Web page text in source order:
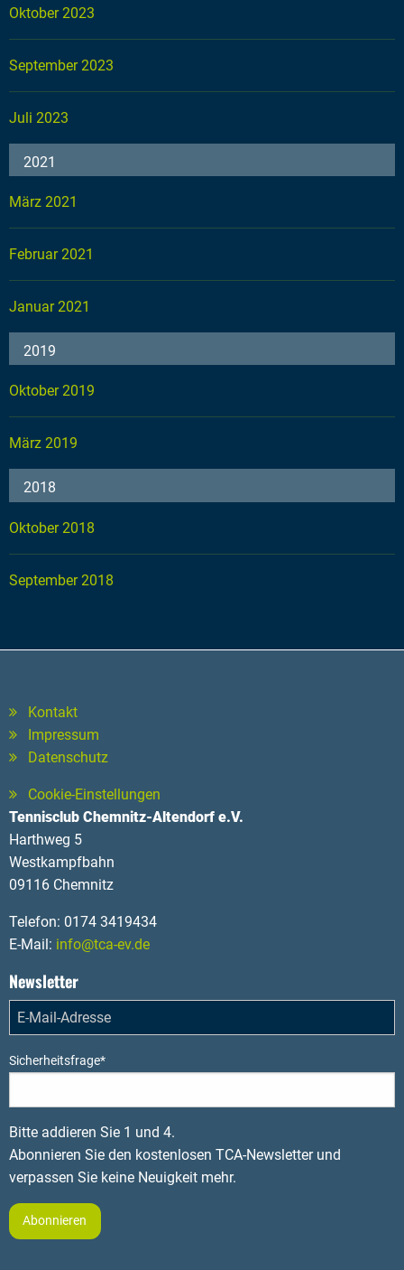
Oktober 2023
September 2023
Juli 2023
2021
März 2021
Februar 2021
Januar 2021
2019
Oktober 2019
März 2019
2018
Oktober 2018
September 2018
Kontakt
Impressum
Datenschutz
Cookie-Einstellungen
Tennisclub Chemnitz-Altendorf e.V.
Harthweg 5
Westkampfbahn
09116 Chemnitz
Telefon: 0174 3419434
E-Mail: info@tca-ev.de
Newsletter
Sicherheitsfrage*
Bitte addieren Sie 1 und 4.
Abonnieren Sie den kostenlosen TCA-Newsletter und
verpassen Sie keine Neuigkeit mehr.
Abonnieren